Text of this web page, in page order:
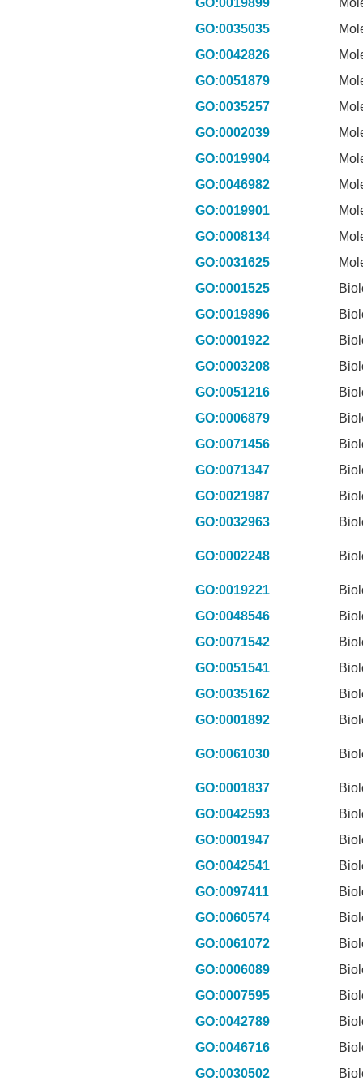
GO:0035035
GO:0042826
GO:0051879
GO:0035257
GO:0002039
GO:0019904
GO:0046982
GO:0019901
GO:0008134
GO:0031625
GO:0001525
GO:0019896
GO:0001922
GO:0003208
GO:0051216
GO:0006879
GO:0071456
GO:0071347
GO:0021987
GO:0032963
GO:0002248
GO:0019221
GO:0048546
GO:0071542
GO:0051541
GO:0035162
GO:0001892
GO:0061030
GO:0001837
GO:0042593
GO:0001947
GO:0042541
GO:0097411
GO:0060574
GO:0061072
GO:0006089
GO:0007595
GO:0042789
GO:0046716
GO:0030502